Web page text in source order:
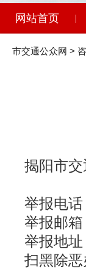
网站首页 |
智能问答
市交通公众网 >
揭阳市
举报电话
举报邮箱
举报地
扫黑除